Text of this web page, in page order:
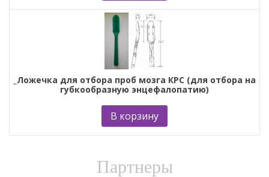
_Ложечка для отбора проб мозга КРС (для отбора на
губкообразную энцефалопатию)
В корзину
Партнеры